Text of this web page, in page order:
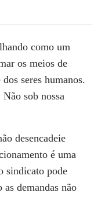
como um
os meios de
seres humanos.
sob nossa
desencadeie
é uma
sindicato pode
demandas não